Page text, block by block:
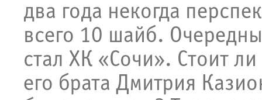
два года некогда
всего 10 шайб.
стал ХК «Сочи». Стоит
его брата Дмитрия